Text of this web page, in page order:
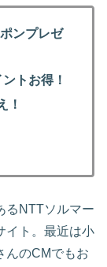
ンプレゼ
トお得！
！
るNTTソルマー
イト。最近は小
んのCMでもお